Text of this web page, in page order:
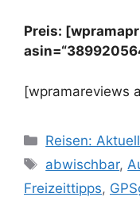
Preis:
[wpramareviews
Kategorien
Reisen:
Schlagwörter
abwischbar,
Freizeittipps,